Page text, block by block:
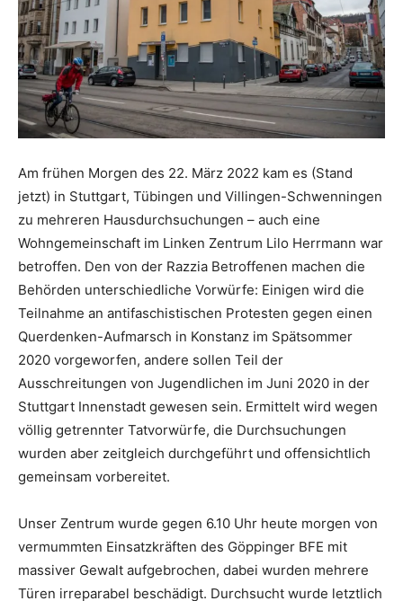
Am frühen Morgen des 22. März 2022 kam es (Stand
jetzt) in Stuttgart, Tübingen und Villingen-Schwenningen
zu mehreren Hausdurchsuchungen – auch eine
Wohngemeinschaft im Linken Zentrum Lilo Herrmann war
betroffen. Den von der Razzia Betroffenen machen die
Behörden unterschiedliche Vorwürfe: Einigen wird die
Teilnahme an antifaschistischen Protesten gegen einen
Querdenken-Aufmarsch in Konstanz im Spätsommer
2020 vorgeworfen, andere sollen Teil der
Ausschreitungen von Jugendlichen im Juni 2020 in der
Stuttgart Innenstadt gewesen sein. Ermittelt wird wegen
völlig getrennter Tatvorwürfe, die Durchsuchungen
wurden aber zeitgleich durchgeführt und offensichtlich
gemeinsam vorbereitet.
Unser Zentrum wurde gegen 6.10 Uhr heute morgen von
vermummten Einsatzkräften des Göppinger BFE mit
massiver Gewalt aufgebrochen, dabei wurden mehrere
Türen irreparabel beschädigt. Durchsucht wurde letztlich